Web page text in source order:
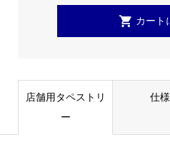
店舗用タペストリ
ー
仕様